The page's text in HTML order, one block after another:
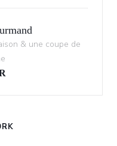
& une coupe de